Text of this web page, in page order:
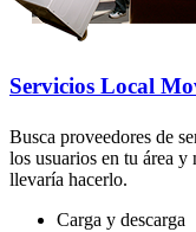
Servicios Local
Busca proveedores de
los usuarios en tu área
llevaría hacerlo.
Carga y descarga